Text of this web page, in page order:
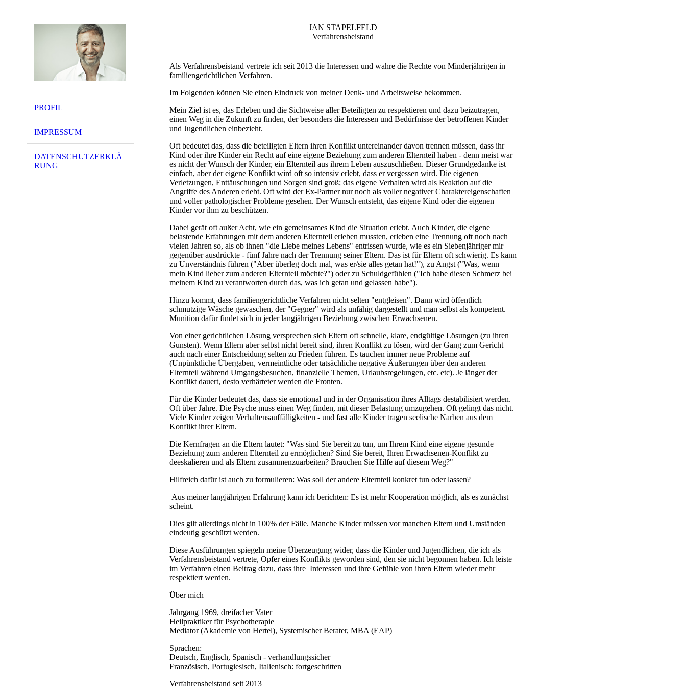
PROFIL
IMPRESSUM
DATENSCHUTZERKLÄ
RUNG
JAN STAPELFELD
Verfahrensbeistand
Als Verfahrensbeistand vertrete ich seit 2013 die Interessen und wahre die Rechte von Minderjährigen in
familiengerichtlichen Verfahren.
Im Folgenden können Sie einen Eindruck von meiner Denk- und Arbeitsweise bekommen.
Mein Ziel ist es, das Erleben und die Sichtweise aller Beteiligten zu respektieren und dazu beizutragen,
einen Weg in die Zukunft zu finden, der besonders die Interessen und Bedürfnisse der betroffenen Kinder
und Jugendlichen einbezieht.
Oft bedeutet das, dass die beteiligten Eltern ihren Konflikt untereinander davon trennen müssen, dass ihr
Kind oder ihre Kinder ein Recht auf eine eigene Beziehung zum anderen Elternteil haben - denn meist war
es nicht der Wunsch der Kinder, ein Elternteil aus ihrem Leben auszuschließen. Dieser Grundgedanke ist
einfach, aber der eigene Konflikt wird oft so intensiv erlebt, dass er vergessen wird. Die eigenen
Verletzungen, Enttäuschungen und Sorgen sind groß; das eigene Verhalten wird als Reaktion auf die
Angriffe des Anderen erlebt. Oft wird der Ex-Partner nur noch als voller negativer Charaktereigenschaften
und voller pathologischer Probleme gesehen. Der Wunsch entsteht, das eigene Kind oder die eigenen
Kinder vor ihm zu beschützen.
Dabei gerät oft außer Acht, wie ein gemeinsames Kind die Situation erlebt. Auch Kinder, die eigene
belastende Erfahrungen mit dem anderen Elternteil erleben mussten, erleben eine Trennung oft noch nach
vielen Jahren so, als ob ihnen "die Liebe meines Lebens" entrissen wurde, wie es ein Siebenjähriger mir
gegenüber ausdrückte - fünf Jahre nach der Trennung seiner Eltern. Das ist für Eltern oft schwierig. Es kann
zu Unverständnis führen ("Aber überleg doch mal, was er/sie alles getan hat!"), zu Angst ("Was, wenn
mein Kind lieber zum anderen Elternteil möchte?") oder zu Schuldgefühlen ("Ich habe diesen Schmerz bei
meinem Kind zu verantworten durch das, was ich getan und gelassen habe").
Hinzu kommt, dass familiengerichtliche Verfahren nicht selten "entgleisen". Dann wird öffentlich
schmutzige Wäsche gewaschen, der "Gegner" wird als unfähig dargestellt und man selbst als kompetent.
Munition dafür findet sich in jeder langjährigen Beziehung zwischen Erwachsenen.
Von einer gerichtlichen Lösung versprechen sich Eltern oft schnelle, klare, endgültige Lösungen (zu ihren
Gunsten). Wenn Eltern aber selbst nicht bereit sind, ihren Konflikt zu lösen, wird der Gang zum Gericht
auch nach einer Entscheidung selten zu Frieden führen. Es tauchen immer neue Probleme auf
(Unpünktliche Übergaben, vermeintliche oder tatsächliche negative Äußerungen über den anderen
Elternteil während Umgangsbesuchen, finanzielle Themen, Urlaubsregelungen, etc. etc). Je länger der
Konflikt dauert, desto verhärteter werden die Fronten.
Für die Kinder bedeutet das, dass sie emotional und in der Organisation ihres Alltags destabilisiert werden.
Oft über Jahre. Die Psyche muss einen Weg finden, mit dieser Belastung umzugehen. Oft gelingt das nicht.
Viele Kinder zeigen Verhaltensauffälligkeiten - und fast alle Kinder tragen seelische Narben aus dem
Konflikt ihrer Eltern.
Die Kernfragen an die Eltern lautet: "Was sind Sie bereit zu tun, um Ihrem Kind eine eigene gesunde
Beziehung zum anderen Elternteil zu ermöglichen? Sind Sie bereit, Ihren Erwachsenen-Konflikt zu
deeskalieren und als Eltern zusammenzuarbeiten? Brauchen Sie Hilfe auf diesem Weg?"
Hilfreich dafür ist auch zu formulieren: Was soll der andere Elternteil konkret tun oder lassen?
Aus meiner langjährigen Erfahrung kann ich berichten: Es ist mehr Kooperation möglich, als es zunächst
scheint.
Dies gilt allerdings nicht in 100% der Fälle. Manche Kinder müssen vor manchen Eltern und Umständen
eindeutig geschützt werden.
Diese Ausführungen spiegeln meine Überzeugung wider, dass die Kinder und Jugendlichen, die ich als
Verfahrensbeistand vertrete, Opfer eines Konflikts geworden sind, den sie nicht begonnen haben. Ich leiste
im Verfahren einen Beitrag dazu, dass ihre Interessen und ihre Gefühle von ihren Eltern wieder mehr
respektiert werden.
Über mich
Jahrgang 1969, dreifacher Vater
Heilpraktiker für Psychotherapie
Mediator (Akademie von Hertel), Systemischer Berater, MBA (EAP)
Sprachen:
Deutsch, Englisch, Spanisch - verhandlungssicher
Französisch, Portugiesisch, Italienisch: fortgeschritten
Verfahrensbeistand seit 2013